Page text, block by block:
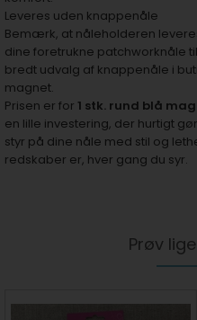
Leveres uden knappenåle
Bemærk, at nåleholderen
dine foretrukne patchworknåle
bredt udvalg af knappenåle i
magnet.
Prisen er for 1 stk. rund blå
en lille investering, der hurtigt
styr på dine nåle med stil og
redskaber er, hver gang du syr.
Prøv